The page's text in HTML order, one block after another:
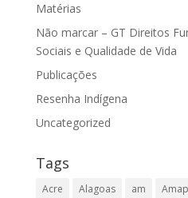
Matérias
Não marcar – GT Direitos
Sociais e Qualidade de Vida
Publicações
Resenha Indígena
Uncategorized
Tags
Acre Alagoas am